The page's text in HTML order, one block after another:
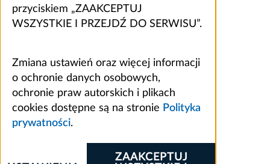
przyciskiem „ZAAKCEPTUJ
WSZYSTKIE I PRZEJDŹ DO SERWISU”.
Zmiana ustawień oraz więcej informacji
o ochronie danych osobowych,
ochronie praw autorskich i plikach
cookies dostępne są na stronie Polityka
prywatności.
ZAAKCEPTUJ